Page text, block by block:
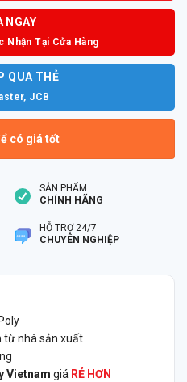
NGAY
Nhận Tại Cửa Hàng
QUA THẺ
JCB
có giá tốt
SẢN PHẨM
CHÍNH HÃNG
HỖ TRỢ 24/7
CHUYÊN NGHIỆP
từ nhà sản xuất
Vietnam giá RẺ HƠN